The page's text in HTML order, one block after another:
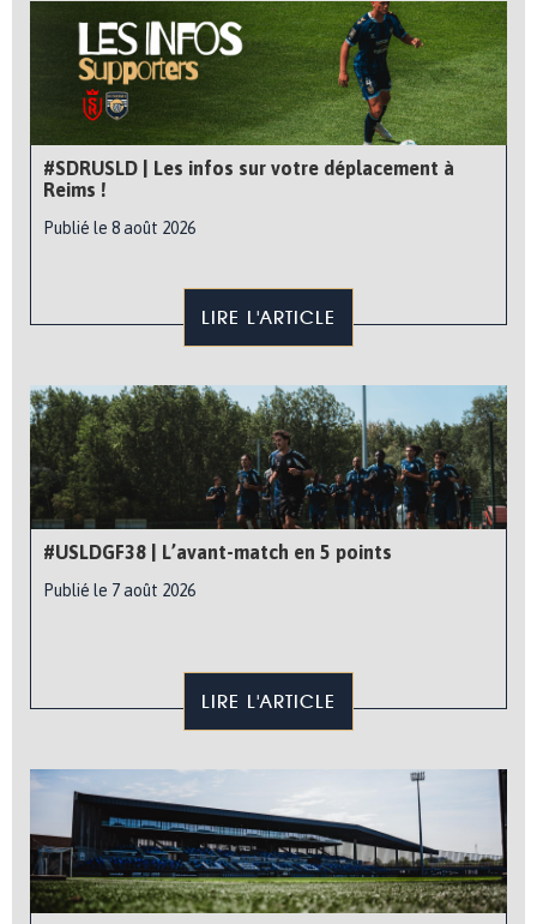
#SDRUSLD | Les infos sur votre déplacement à
Reims !
Publié le 8 août 2026
LIRE L'ARTICLE
#USLDGF38 | L’avant-match en 5 points
Publié le 7 août 2026
LIRE L'ARTICLE